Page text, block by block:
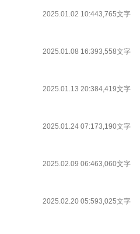
2025.01.02 10:443,765文字
2025.01.08 16:393,558文字
2025.01.13 20:384,419文字
2025.01.24 07:173,190文字
2025.02.09 06:463,060文字
2025.02.20 05:593,025文字